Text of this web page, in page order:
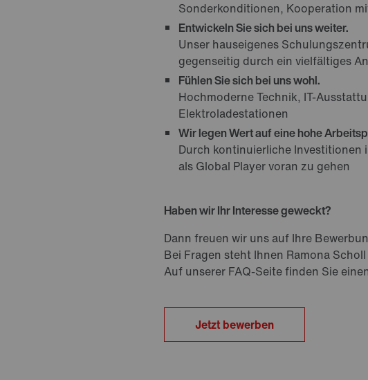
Sonderkonditionen, Kooperation
Entwickeln Sie sich bei uns weiter.
Unser hauseigenes
gegenseitig durch ein vielfältiges
Fühlen Sie sich bei uns wohl.
Hochmoderne Technik, IT-
Elektroladestationen
Wir legen Wert auf eine hohe
Durch kontinuierliche
als Global Player voran zu gehen
Haben wir Ihr Interesse geweckt?
Dann freuen wir uns auf Ihre
Bei Fragen steht Ihnen Ramona
Auf unserer FAQ-Seite finden Sie
Jetzt bewerben